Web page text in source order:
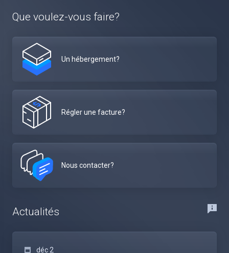
Que voulez-vous faire?
Un hébergement?
Régler une facture?
Nous contacter?
Actualités
déc 2